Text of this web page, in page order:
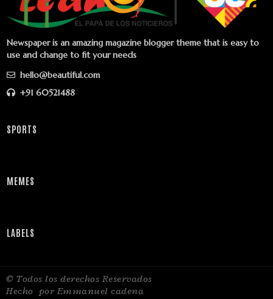
Newspaper is an amazing magazine blogger theme that is easy to
use and change to fit your needs
hello@beautiful.com
+91 60521488
SPORTS
MEMES
LABELS
© Todos los derechos Reservados
Hecho por Emmanuel cadena